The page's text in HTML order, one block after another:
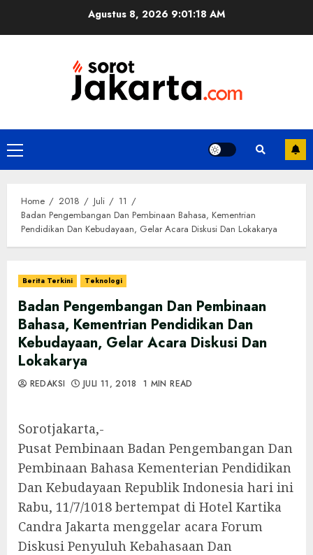
Agustus 8, 2026 9:01:19 AM
Primary
Menu
Home 2018 Juli
11
Badan Pengembangan Dan Pembinaan Bahasa, Kementrian
Pendidikan Dan Kebudayaan, Gelar Acara Diskusi Dan Lokakarya
Berita Terkini Teknologi
Badan Pengembangan Dan Pembinaan
Bahasa, Kementrian Pendidikan Dan
Kebudayaan, Gelar Acara Diskusi Dan
Lokakarya
REDAKSI JULI 11, 2018 1 MIN READ
Sorotjakarta,-
Pusat Pembinaan Badan Pengembangan Dan
Pembinaan Bahasa Kementerian Pendidikan
Dan Kebudayaan Republik Indonesia hari ini
Rabu, 11/7/1018 bertempat di Hotel Kartika
Candra Jakarta menggelar acara Forum
Diskusi Penyuluh Kebahasaan Dan